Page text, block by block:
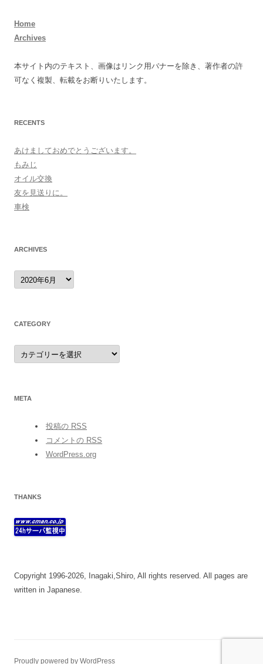
Home
Archives
本サイト内のテキスト、画像はリンク用バナーを除き、著作者の許
可なく複製、転載をお断りいたします。
RECENTS
あけましておめでとうございます。
もみじ
オイル交換
友を見送りに。
車検
ARCHIVES
archives
CATEGORY
category
META
投稿の RSS
コメントの RSS
WordPress.org
THANKS
Copyright 1996-2026, Inagaki,Shiro, All rights reserved. All pages are
written in Japanese.
Proudly powered by WordPress